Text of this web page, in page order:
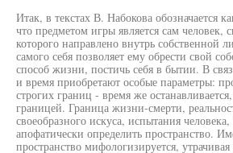
Итак, в текстах В. Набокова обозначается
что предметом игры является сам человек,
которого направлено внутрь собственной
самого себя позволяет ему обрести свой
способ жизни, постичь себя в бытии. В
и время приобретают особые параметры:
строгих границ - время же
границей. Граница жизни-смерти,
своеобразного искуса, испытания
апофатически определить пространство.
пространство мифологизируется,